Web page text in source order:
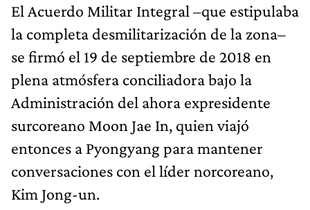
El Acuerdo Militar Integral –que estipulaba
la completa desmilitarización de la zona–
se firmó el 19 de septiembre de 2018 en
plena atmósfera conciliadora bajo la
Administración del ahora expresidente
surcoreano Moon Jae In, quien viajó
entonces a Pyongyang para mantener
conversaciones con el líder norcoreano,
Kim Jong-un.